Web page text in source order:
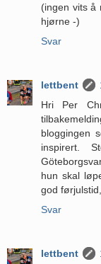
(ingen vits å
hjørne -)
Svar
lettbent
Hri Per
bloggingen
inspirert.
hun skal
god
Svar
lettbent